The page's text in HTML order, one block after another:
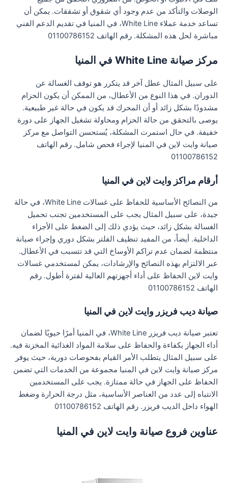
الوصلات والتأكد من عدم وجود أي شقوق أو تشققات. يمكن أن
تساعد خدمة عملاء White Line، في المنيا في تقديم الدعم الفني
مباشرة لحل هذه المشكلة. رقم الهاتف 01100786152
مركز صيانة White Line في المنيا
على سبيل المثال عطل آخر قد يتكرر هو توقف الغسالة عن
الدوران. في هذا النوع من الأعطال، من الممكن أن يكون الحزام
مشدودًا بشكل زائد أو أن المحرك قد يكون في حالة غير طبيعية.
يوصى بالتحقق من حالة الحزام ومحاولة تشغيل الجهاز على دورة
خفيفة. في حال استمرت المشكلة، يُستحسن التواصل مع مركز
صيانة وايت لاين في المنيا لإجراء فحص شامل. رقم الهاتف
01100786152
أرقام مراكز وايت لاين في المنيا
من النصائح الأساسية للحفاظ على غسالات White Line، في حالة
جيدة، على سبيل المثال يجب على المستخدمين تجنب تحميل
الغسالة بشكل زائد، حيث يؤدي ذلك إلى الضغط على الأجزاء
الداخلية. أيضاً، من المفيد تنظيف الفلتر بشكل دوري وإجراء صيانة
منتظمة لضمان عدم تراكم الأوساخ التي قد تتسبب في الأعطال.
عبر الالتزام بهذه النصائح والإرشادات، يمكن لمستخدمي غسالات
وايت لاين الحفاظ على أداء أجهزتهم العالية لفترة أطول. رقم
الهاتف 01100786152
صيانة ديب فريزر وايت لاين في المنيا
تعتبر صيانة ديب فريزر White Line، في المنيا أمرًا حيويًا لضمان
أداء الجهاز بكفاءة والحفاظ على سلامة المواد الغذائية المخزنة فيه.
على سبيل المثال يتطلب الأمر القيام بفحوصات دورية، حيث يوفر
مركز صيانة وايت لاين في المنيا مجموعة من الخدمات التي تضمن
الحفاظ على الجهاز في حالة ممتازة. يجب على المستخدمين
الانتباه إلى عدد من العناصر الأساسية، مثل درجة الحرارة وضغط
الهواء داخل الديب فريزر. رقم الهاتف 01100786152
عناوين فروع صيانة وايت لاين في المنيا